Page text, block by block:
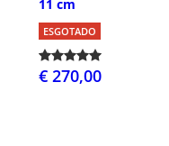
11 cm
ESGOTADO
€ 270,00